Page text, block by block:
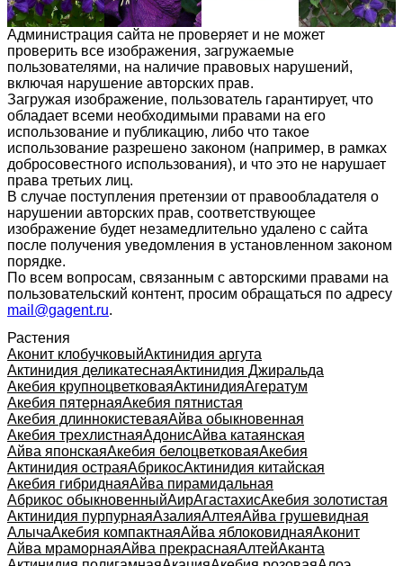
Администрация сайта не проверяет и не может
проверить все изображения, загружаемые
пользователями, на наличие правовых нарушений,
включая нарушение авторских прав.
Загружая изображение, пользователь гарантирует, что
обладает всеми необходимыми правами на его
использование и публикацию, либо что такое
использование разрешено законом (например, в рамках
добросовестного использования), и что это не нарушает
права третьих лиц.
В случае поступления претензии от правообладателя о
нарушении авторских прав, соответствующее
изображение будет незамедлительно удалено с сайта
после получения уведомления в установленном законом
порядке.
По всем вопросам, связанным с авторскими правами на
пользовательский контент, просим обращаться по адресу
mail@gagent.ru.
Растения
Аконит клобучковыйАктинидия аргута
Актинидия деликатеснаяАктинидия Джиральда
Акебия крупноцветковаяАктинидияАгератум
Акебия пятернаяАкебия пятнистая
Акебия длиннокистеваяАйва обыкновенная
Акебия трехлистнаяАдонисАйва катаянская
Айва японскаяАкебия белоцветковаяАкебия
Актинидия остраяАбрикосАктинидия китайская
Акебия гибриднаяАйва пирамидальная
Абрикос обыкновенныйАирАгастахисАкебия золотистая
Актинидия пурпурнаяАзалияАлтеяАйва грушевидная
АлычаАкебия компактнаяАйва яблоковиднаяАконит
Айва мраморнаяАйва прекраснаяАлтейАканта